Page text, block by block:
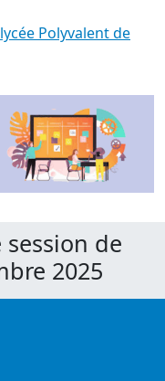
Polyvalent de
session de
2025